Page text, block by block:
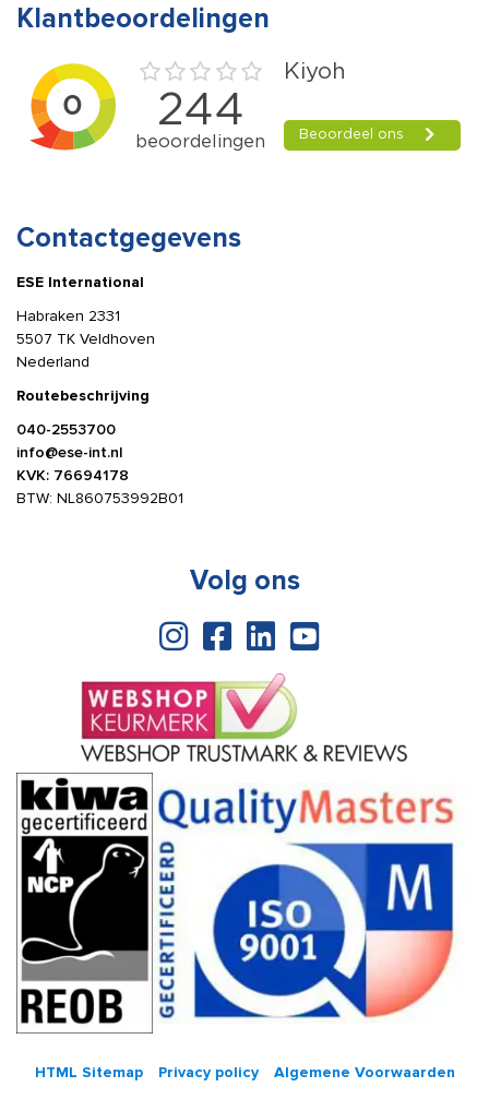
Klantbeoordelingen
Contactgegevens
ESE International
Habraken 2331
5507 TK Veldhoven
Nederland
Routebeschrijving
040-2553700
info@ese-int.nl
KVK: 76694178
BTW: NL860753992B01
Volg ons
HTML Sitemap Privacy policy Algemene Voorwaarden